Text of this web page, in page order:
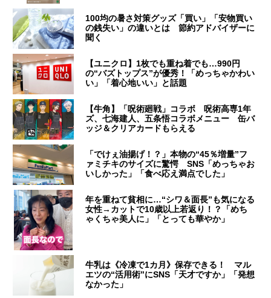
100均の暑さ対策グッズ「買い」「安物買い
の銭失い」の違いとは 節約アドバイザーに
聞く
【ユニクロ】1枚でも重ね着でも…990円
の“バズトップス”が優秀！「めっちゃかわい
い」「着心地いい」と話題
【牛角】「呪術廻戦」コラボ 呪術高専1年
ズ、七海建人、五条悟コラボメニュー 缶バ
ッジ＆クリアカードもらえる
「でけぇ油揚げ！？」本物の“45％増量”フ
ァミチキのサイズに驚愕 SNS「めっちゃお
いしかった」「食べ応え満点でした」
年を重ねて貧相に…“シワ＆面長”も気になる
女性→カットで10歳以上若返り！？「めち
ゃくちゃ美人に」「とっても華やか」
牛乳は《冷凍で1カ月》保存できる！ マル
エツの“活用術”にSNS「天才ですか」「発想
なかった」